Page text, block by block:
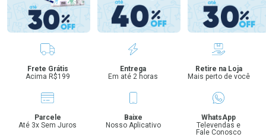
Benefícios
Frete Grátis
Acima R$199
Entrega
Em até 2 horas
Retire na Loja
Mais perto de você
Parcele
Até 3x Sem Juros
Baixe
Nosso Aplicativo
WhatsApp
Televendas e
Fale Conosco